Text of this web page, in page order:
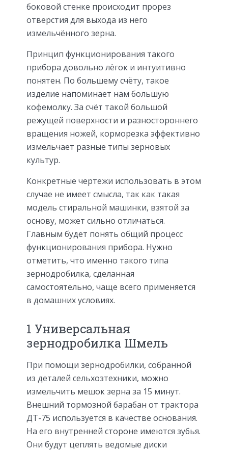
боковой стенке происходит прорез
отверстия для выхода из него
измельчённого зерна.
Принцип функционирования такого
прибора довольно лёгок и интуитивно
понятен. По большему счёту, такое
изделие напоминает нам большую
кофемолку. За счёт такой большой
режущей поверхности и разностороннего
вращения ножей, корморезка эффективно
измельчает разные типы зерновых
культур.
Конкретные чертежи использовать в этом
случае не имеет смысла, так как такая
модель стиральной машинки, взятой за
основу, может сильно отличаться.
Главным будет понять общий процесс
функционирования прибора. Нужно
отметить, что именно такого типа
зернодробилка, сделанная
самостоятельно, чаще всего применяется
в домашних условиях.
1 Универсальная
зернодробилка Шмель
При помощи зернодробилки, собранной
из деталей сельхозтехники, можно
измельчить мешок зерна за 15 минут.
Внешний тормозной барабан от трактора
ДТ-75 используется в качестве основания.
На его внутренней стороне имеются зубья.
Они будут цеплять ведомые диски